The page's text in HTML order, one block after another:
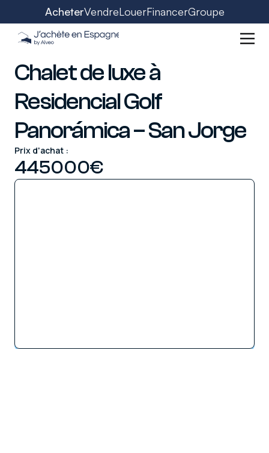
AcheterVendreLouerFinancerGroupe
Chalet de luxe à
Residencial Golf
Panorámica – San Jorge
Prix d'achat :
445000€